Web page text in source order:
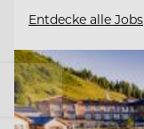
Entdecke alle Jobs